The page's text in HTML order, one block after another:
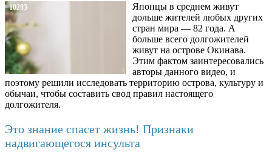
10283
Японцы в среднем живут
дольше жителей любых других
стран мира — 82 года. А
больше всего долгожителей
живут на острове Окинава.
Этим фактом заинтересовались
авторы данного видео, и
поэтому решили исследовать территорию острова, культуру и
обычаи, чтобы составить свод правил настоящего
долгожителя.
Это знание спасет жизнь! Признаки
надвигающегося инсульта